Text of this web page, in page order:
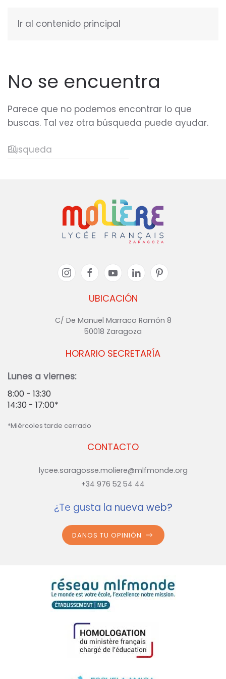
Ir al contenido principal
No se encuentra
Parece que no podemos encontrar lo que
buscas. Tal vez otra búsqueda puede ayudar.
UBICACIÓN
C/ De Manuel Marraco Ramón 8
50018 Zaragoza
CONTACTO
lycee.saragosse.moliere@mlfmonde.org
+34 976 52 54 44
HORARIO SECRETARÍA
Lunes a viernes:
8:00 - 13:30
14:30 - 17:00*
*Miércoles tarde cerrado
¿Te gusta la nueva web?
DANOS TU OPINIÓN